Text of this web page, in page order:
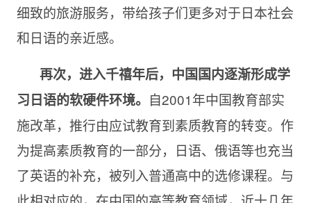
细致的旅游服务，带给孩子们更多对于日本社会
和日语的亲近感。
再次，进入千禧年后，中国国内逐渐形成学
习日语的软硬件环境。 自2001年中国教育部实
施改革，推行由应试教育到素质教育的转变。作
为提高素质教育的一部分，日语、俄语等也充当
了英语的补充，被列入普通高中的选修课程。与